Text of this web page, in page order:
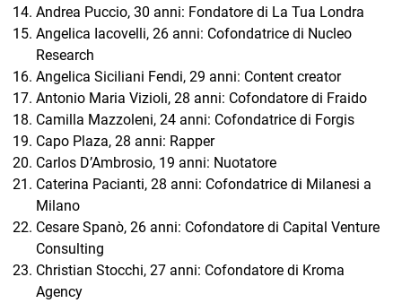
Andrea Puccio, 30 anni: Fondatore di La Tua Londra
Angelica Iacovelli, 26 anni: Cofondatrice di Nucleo
Research
Angelica Siciliani Fendi, 29 anni: Content creator
Antonio Maria Vizioli, 28 anni: Cofondatore di Fraido
Camilla Mazzoleni, 24 anni: Cofondatrice di Forgis
Capo Plaza, 28 anni: Rapper
Carlos D’Ambrosio, 19 anni: Nuotatore
Caterina Pacianti, 28 anni: Cofondatrice di Milanesi a
Milano
Cesare Spanò, 26 anni: Cofondatore di Capital Venture
Consulting
Christian Stocchi, 27 anni: Cofondatore di Kroma
Agency